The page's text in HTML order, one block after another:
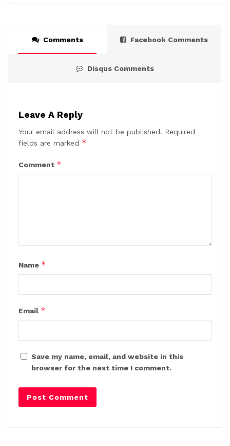
Comments Facebook Comments
Disqus Comments
Leave A Reply
Your email address will not be published. Required
fields are marked *
Comment *
Name *
Email *
Save my name, email, and website in this
browser for the next time I comment.